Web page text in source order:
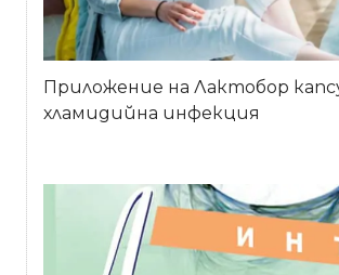
Приложение на Лактобор
хламидийна инфекция